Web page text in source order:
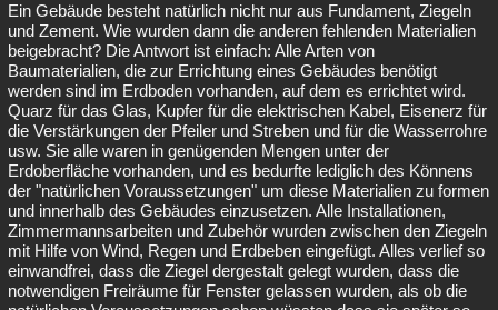
Ein Gebäude besteht natürlich nicht nur aus Fundament, Ziegeln
und Zement. Wie wurden dann die anderen fehlenden Materialien
beigebracht? Die Antwort ist einfach: Alle Arten von
Baumaterialien, die zur Errichtung eines Gebäudes benötigt
werden sind im Erdboden vorhanden, auf dem es errichtet wird.
Quarz für das Glas, Kupfer für die elektrischen Kabel, Eisenerz für
die Verstärkungen der Pfeiler und Streben und für die Wasserrohre
usw. Sie alle waren in genügenden Mengen unter der
Erdoberfläche vorhanden, und es bedurfte lediglich des Könnens
der "natürlichen Voraussetzungen" um diese Materialien zu formen
und innerhalb des Gebäudes einzusetzen. Alle Installationen,
Zimmermannsarbeiten und Zubehör wurden zwischen den Ziegeln
mit Hilfe von Wind, Regen und Erdbeben eingefügt. Alles verlief so
einwandfrei, dass die Ziegel dergestalt gelegt wurden, dass die
notwendigen Freiräume für Fenster gelassen wurden, als ob die